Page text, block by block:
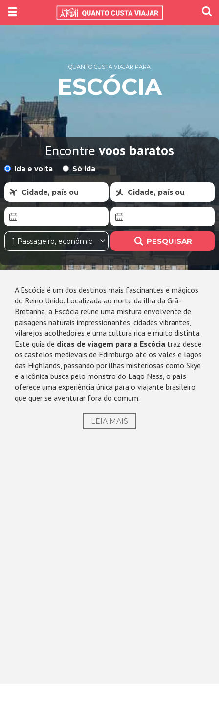
QUANTO CUSTA VIAJAR PARA
ESCÓCIA
Encontrevoos baratos
Ida e volta Só ida
Cidade, país ou Cidade, país ou
1 Passageiro, econômica PESQUISAR
A Escócia é um dos destinos mais fascinantes e mágicos
do Reino Unido. Localizada ao norte da ilha da Grã-
Bretanha, a Escócia reúne uma mistura envolvente de
paisagens naturais impressionantes, cidades vibrantes,
vilarejos acolhedores e uma cultura rica e muito distinta.
Este guia de dicas de viagem para a Escócia traz desde
os castelos medievais de Edimburgo até os vales e lagos
das Highlands, passando por ilhas misteriosas como Skye
e a icônica busca pelo monstro do Lago Ness, o país
oferece uma experiência única para o viajante brasileiro
que quer se aventurar fora do comum.
LEIA MAIS